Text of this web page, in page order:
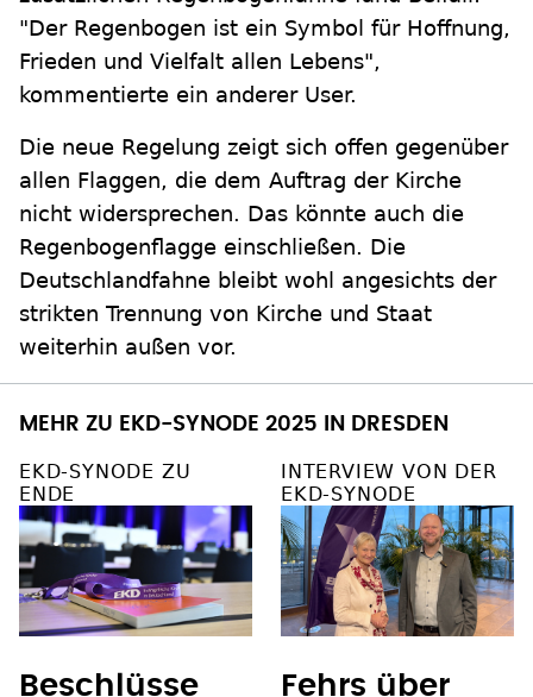
"Der Regenbogen ist ein Symbol für Hoffnung,
Frieden und Vielfalt allen Lebens",
kommentierte ein anderer User.
Die neue Regelung zeigt sich offen gegenüber
allen Flaggen, die dem Auftrag der Kirche
nicht widersprechen. Das könnte auch die
Regenbogenflagge einschließen. Die
Deutschlandfahne bleibt wohl angesichts der
strikten Trennung von Kirche und Staat
weiterhin außen vor.
MEHR ZU EKD-SYNODE 2025 IN DRESDEN
EKD-SYNODE ZU
ENDE
Beschlüsse
INTERVIEW VON DER
EKD-SYNODE
Fehrs über